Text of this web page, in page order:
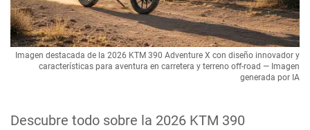
Descubre todo sobre la 2026 KTM 390
Imagen destacada de la 2026 KTM 390 Adventure X con diseño innovador y
características para aventura en carretera y terreno off-road — Imagen
generada por IA